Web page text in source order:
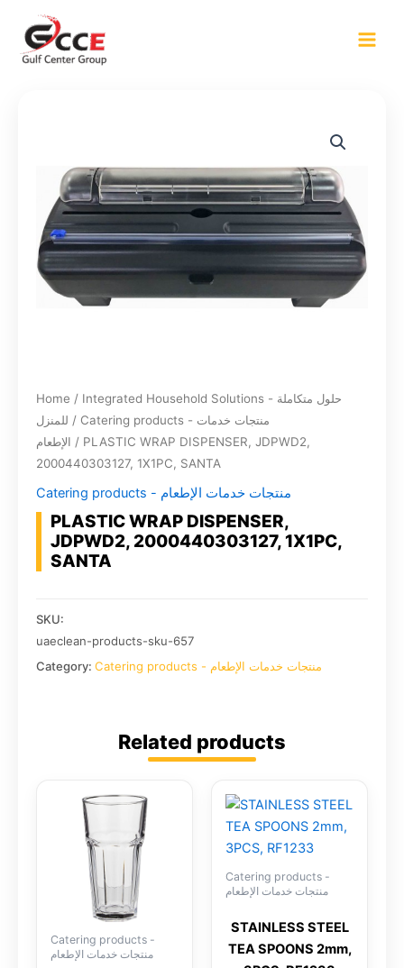
content
Home / Integrated Household Solutions - حلول متكاملة
للمنزل / Catering products - منتجات خدمات
الإطعام / PLASTIC WRAP DISPENSER, JDPWD2,
2000440303127, 1X1PC, SANTA
Catering products - منتجات خدمات الإطعام
PLASTIC WRAP DISPENSER,
JDPWD2, 2000440303127, 1X1PC,
SANTA
SKU:
uaeclean-products-sku-657
Category:
Catering products - منتجات خدمات الإطعام
Related products
Catering products -
منتجات خدمات الإطعام
Catering products -
منتجات خدمات الإطعام
STAINLESS STEEL
TEA SPOONS 2mm,